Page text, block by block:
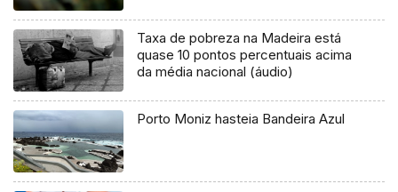
Taxa de pobreza na Madeira está
quase 10 pontos percentuais acima
da média nacional (áudio)
Porto Moniz hasteia Bandeira Azul